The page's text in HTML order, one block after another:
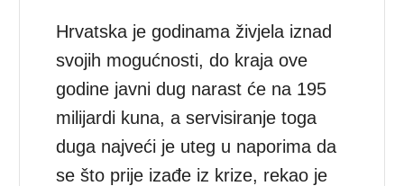
Hrvatska je godinama živjela iznad
svojih mogućnosti, do kraja ove
godine javni dug narast će na 195
milijardi kuna, a servisiranje toga
duga najveći je uteg u naporima da
se što prije izađe iz krize, rekao je